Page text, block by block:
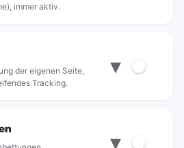
immer aktiv.
der eigenen Seite,
Tracking.
▾
▾